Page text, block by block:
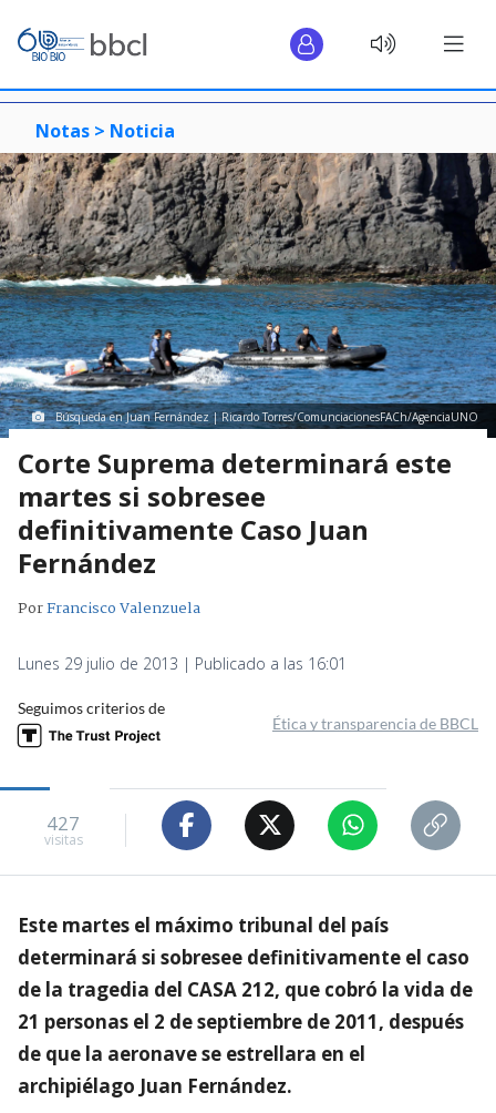
Notas > Noticia
Búsqueda en Juan Fernández | Ricardo Torres/ComunciacionesFACh/AgenciaUNO
Corte Suprema determinará este
martes si sobresee
definitivamente Caso Juan
Fernández
PorFrancisco Valenzuela
Lunes 29 julio de 2013 | Publicado a las 16:01
Seguimos criterios de
Ética y transparencia de BBCL
427
visitas
Este martes el máximo tribunal del país
determinará si sobresee definitivamente el caso
de la tragedia del CASA 212, que cobró la vida de
21 personas el 2 de septiembre de 2011, después
de que la aeronave se estrellara en el
archipiélago Juan Fernández.